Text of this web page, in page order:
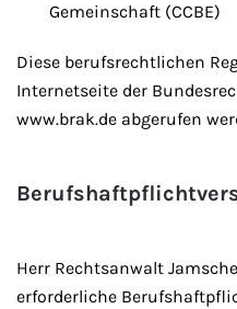
Gemeinschaft (CCBE)
Diese berufsrechtlichen
Internetseite der
www.brak.de abgerufen
Herr Rechtsanwalt
erforderliche